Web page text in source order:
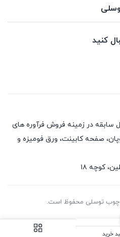
کنید
چوب توسلی با بیش از 21 سال سابقه در زمینه فروش فرآوره های
صفحه کابینت، ورق فومیزه و
کوچه ۱۸
چوب توسلی محفوظ است.
خرید